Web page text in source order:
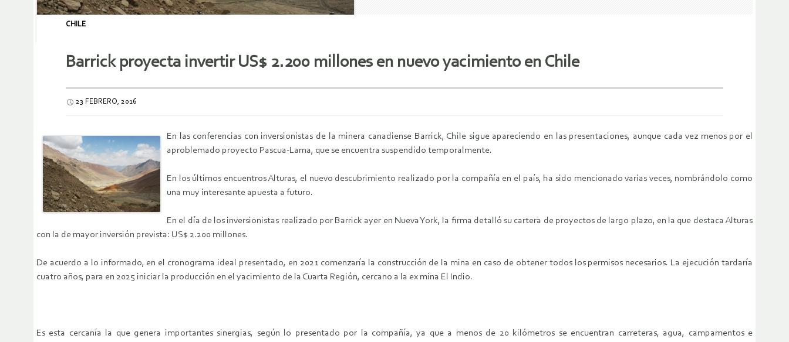
CHILE
Barrick proyecta invertir US$ 2.200 millones en nuevo yacimiento en Chile
23 FEBRERO, 2016
En las conferencias con inversionistas de la minera canadiense Barrick, Chile sigue apareciendo en las presentaciones, aunque cada vez menos por el
aproblemado proyecto Pascua-Lama, que se encuentra suspendido temporalmente.
En los últimos encuentros Alturas, el nuevo descubrimiento realizado por la compañía en el país, ha sido mencionado varias veces, nombrándolo como
una muy interesante apuesta a futuro.
En el día de los inversionistas realizado por Barrick ayer en Nueva York, la firma detalló su cartera de proyectos de largo plazo, en la que destaca Alturas
con la de mayor inversión prevista: US$ 2.200 millones.
De acuerdo a lo informado, en el cronograma ideal presentado, en 2021 comenzaría la construcción de la mina en caso de obtener todos los permisos necesarios. La ejecución tardaría
cuatro años, para en 2025 iniciar la producción en el yacimiento de la Cuarta Región, cercano a la ex mina El Indio.
Es esta cercanía la que genera importantes sinergias, según lo presentado por la compañía, ya que a menos de 20 kilómetros se encuentran carreteras, agua, campamentos e